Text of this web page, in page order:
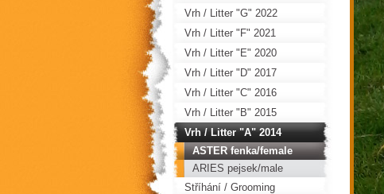
Vrh / Litter "G" 2022
Vrh / Litter "F" 2021
Vrh / Litter "E" 2020
Vrh / Litter "D" 2017
Vrh / Litter "C" 2016
Vrh / Litter "B" 2015
Vrh / Litter "A" 2014
ASTER fenka/female
ARIES pejsek/male
Stříhání / Grooming